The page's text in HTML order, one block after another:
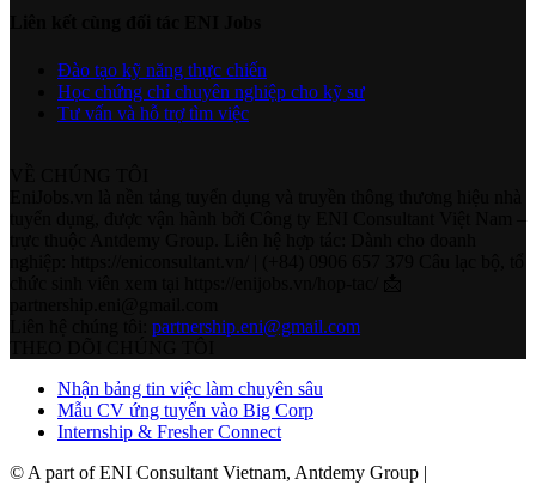
Đào tạo kỹ năng thực chiến
Học chứng chỉ chuyên nghiệp cho kỹ sư
Tư vấn và hỗ trợ tìm việc
partnership.eni@gmail.com
Nhận bảng tin việc làm chuyên sâu
Mẫu CV ứng tuyển vào Big Corp
Internship & Fresher Connect
© A part of ENI Consultant Vietnam, Antdemy Group |